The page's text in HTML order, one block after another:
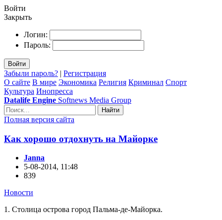
Войти
Закрыть
Логин:
Пароль:
Войти
Забыли пароль? | Регистрация
О сайте В мире Экономика Религия Криминал Спорт
Культура Инопресса
Datalife Engine Softnews Media Group
Найти
Полная версия сайта
Как хорошо отдохнуть на Майорке
Janna
5-08-2014, 11:48
839
Новости
1. Столица острова город Пальма-де-Майорка.